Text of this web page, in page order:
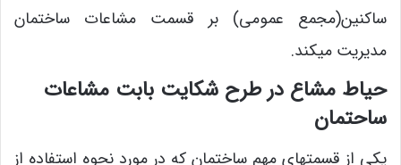
ساکنین(مجمع عمومی) بر قسمت مشاعات ساختمان
مدیریت میکند.
حیاط مشاع در طرح شکایت بابت مشاعات
ساحتمان
یکی از قسمتهای مهم ساختمان که در مورد نحوه استفاده از